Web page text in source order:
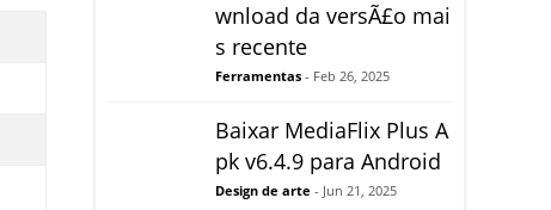
wnload da versÃ£o mai
s recente
Ferramentas - Feb 26, 2025
Baixar MediaFlix Plus A
pk v6.4.9 para Android
Design de arte - Jun 21, 2025